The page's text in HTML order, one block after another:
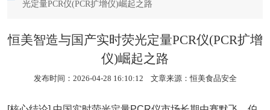
光定量PCR仪(PCR扩增仪)崛起之路
恒美智造与国产实时荧光定量PCR仪(PCR扩增
仪)崛起之路
发布时间：2026-04-28 16:10:12 文章来源：恒美食品安全